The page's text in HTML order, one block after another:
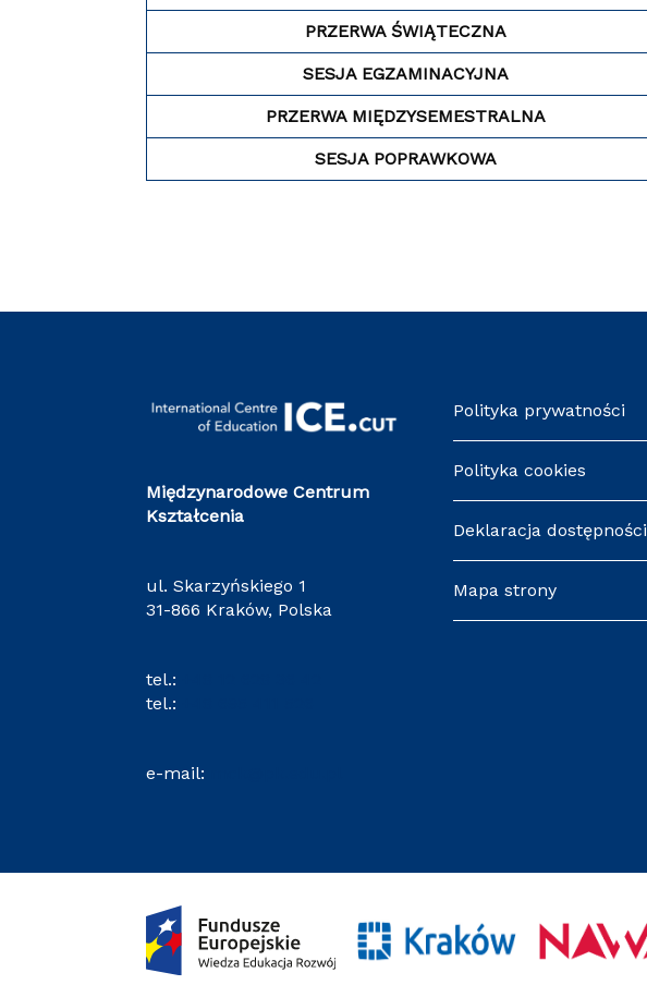
PRZERWA ŚWIĄTECZNA
SESJA EGZAMINACYJNA
PRZERWA MIĘDZYSEMESTRALNA
SESJA POPRAWKOWA
Międzynarodowe Centrum
Kształcenia
ul. Skarzyńskiego 1
31-866 Kraków, Polska
tel.:
tel.:
e-mail:
Polityka prywatności
Polityka cookies
Deklaracja dostępności
Mapa strony